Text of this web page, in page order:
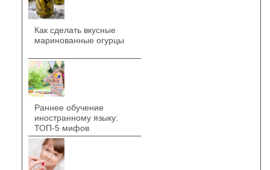
Как сделать вкусные
маринованные огурцы
Раннее обучение
иностранному языку:
ТОП-5 мифов